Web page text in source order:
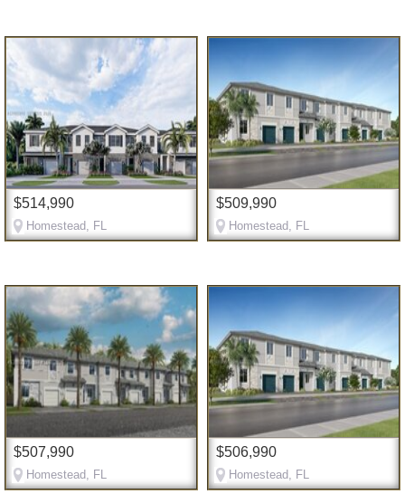
$514,990
Homestead, FL
$509,990
Homestead, FL
$507,990
Homestead, FL
$506,990
Homestead, FL